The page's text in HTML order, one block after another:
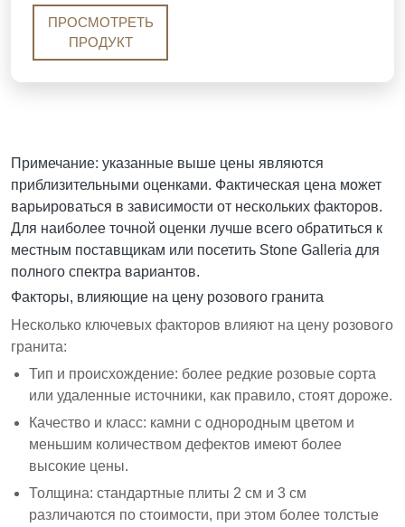
вид. Этот гранит не обработан смолой.
ПРОСМОТРЕТЬ
ПРОДУКТ
Примечание: указанные выше цены являются
приблизительными оценками. Фактическая цена может
варьироваться в зависимости от нескольких факторов.
Для наиболее точной оценки лучше всего обратиться к
местным поставщикам или посетить Stone Galleria для
полного спектра вариантов.
Факторы, влияющие на цену розового гранита
Несколько ключевых факторов влияют на цену розового
гранита:
Тип и происхождение: более редкие розовые сорта
или удаленные источники, как правило, стоят дороже.
Качество и класс: камни с однородным цветом и
меньшим количеством дефектов имеют более
высокие цены.
Толщина: стандартные плиты 2 см и 3 см
различаются по стоимости, при этом более толстые